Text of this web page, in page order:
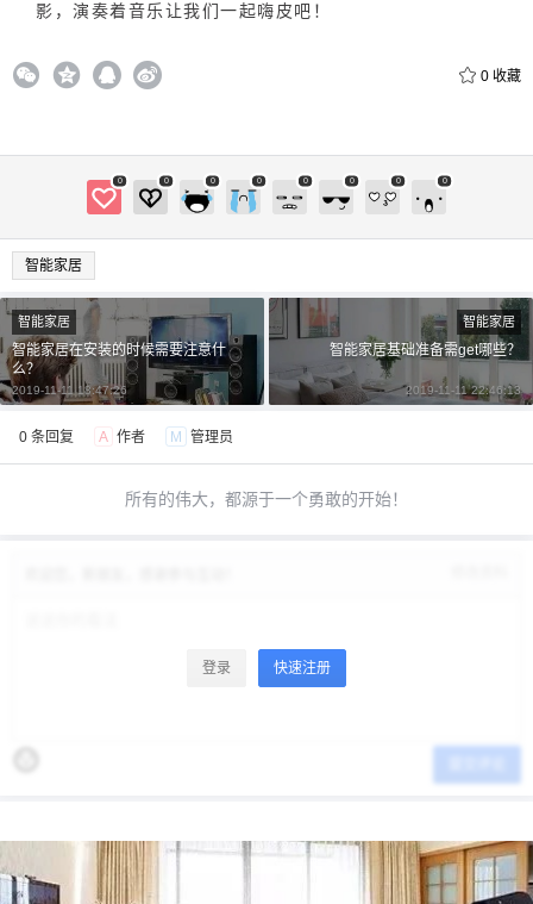
影，演奏着音乐让我们一起嗨皮吧！
0 收藏
0 0 0 0 0 0 0 0
智能家居
智能家居
智能家居在安装的时候需要注意什
么？
2019-11-11 18:47:26
智能家居
智能家居基础准备需get哪些？
2019-11-11 22:46:13
0 条回复 A 作者 M 管理员
所有的伟大，都源于一个勇敢的开始！
登录 快速注册